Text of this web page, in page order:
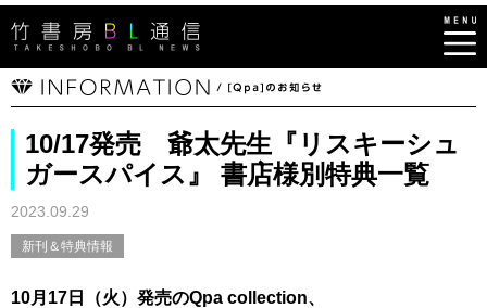
10/17発売 爺太先生『リスキーシュ
ガースパイス』 書店様別特典一覧
2023.09.29
新刊＆特典情報
10月17日（火）発売のQpa collection、